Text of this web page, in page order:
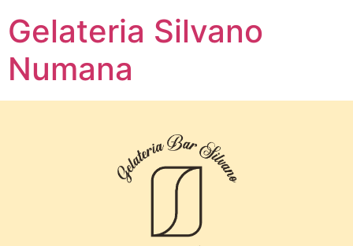
Gelateria Silvano
Numana